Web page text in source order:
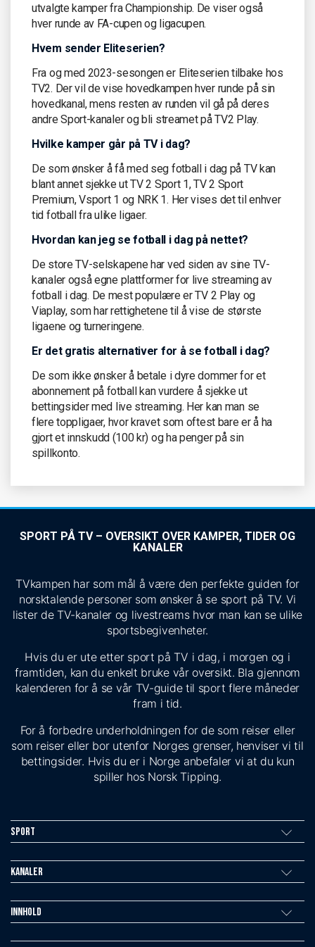
utvalgte kamper fra Championship. De viser også
hver runde av FA-cupen og ligacupen.
Hvem sender Eliteserien?
Fra og med 2023-sesongen er Eliteserien tilbake hos
TV2. Der vil de vise hovedkampen hver runde på sin
hovedkanal, mens resten av runden vil gå på deres
andre Sport-kanaler og bli streamet på TV2 Play.
Hvilke kamper går på TV i dag?
De som ønsker å få med seg fotball i dag på TV kan
blant annet sjekke ut TV 2 Sport 1, TV 2 Sport
Premium, Vsport 1 og NRK 1. Her vises det til enhver
tid fotball fra ulike ligaer.
Hvordan kan jeg se fotball i dag på nettet?
De store TV-selskapene har ved siden av sine TV-
kanaler også egne plattformer for live streaming av
fotball i dag. De mest populære er TV 2 Play og
Viaplay, som har rettighetene til å vise de største
ligaene og turneringene.
Er det gratis alternativer for å se fotball i dag?
De som ikke ønsker å betale i dyre dommer for et
abonnement på fotball kan vurdere å sjekke ut
bettingsider med live streaming. Her kan man se
flere toppligaer, hvor kravet som oftest bare er å ha
gjort et innskudd (100 kr) og ha penger på sin
spillkonto.
SPORT PÅ TV – OVERSIKT OVER KAMPER, TIDER OG
KANALER
TVkampen har som mål å være den perfekte guiden for
norsktalende personer som ønsker å se sport på TV. Vi
lister de TV-kanaler og livestreams hvor man kan se ulike
sportsbegivenheter.
Hvis du er ute etter sport på TV i dag, i morgen og i
framtiden, kan du enkelt bruke vår oversikt. Bla gjennom
kalenderen for å se vår TV-guide til sport flere måneder
fram i tid.
For å forbedre underholdningen for de som reiser eller
som reiser eller bor utenfor Norges grenser, henviser vi til
bettingsider. Hvis du er i Norge anbefaler vi at du kun
spiller hos Norsk Tipping.
Sport
Kanaler
Innhold